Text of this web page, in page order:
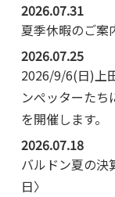
2026.07.31
夏季休暇のご案
2026.07.25
2026/9/6(日)上
ンぺッターたち
を開催します。
2026.07.18
バルドン夏の決
日〉